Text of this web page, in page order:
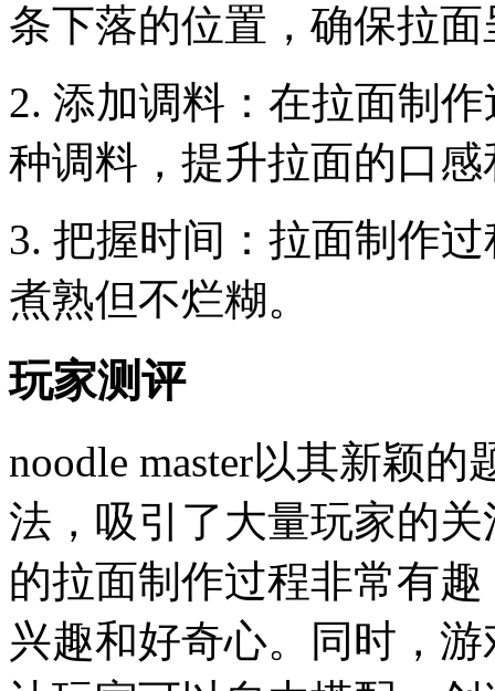
条下落的位置，确保拉
2. 添加调料：在拉面制
种调料，提升拉面的口
3. 把握时间：拉面制作
煮熟但不烂糊。
玩家测评
noodle master以其新颖
法，吸引了大量玩家的
的拉面制作过程非常有
兴趣和好奇心。同时，